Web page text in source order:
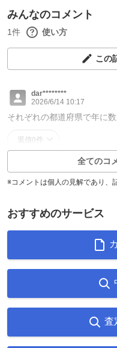
みんなのコメント
1件 使い方
この
dar********
2026/6/14 10:17
それぞれの都道府県で年に
返信0件
全てのコ
※コメントは個人の見解であり、
おすすめのサービス
査